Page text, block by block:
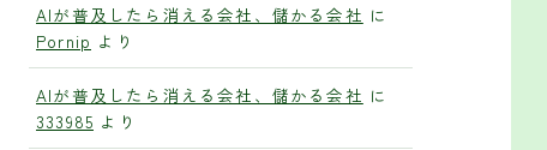
AIが普及したら消える会社、儲かる会社 に
Pornip より
AIが普及したら消える会社、儲かる会社 に
333985 より